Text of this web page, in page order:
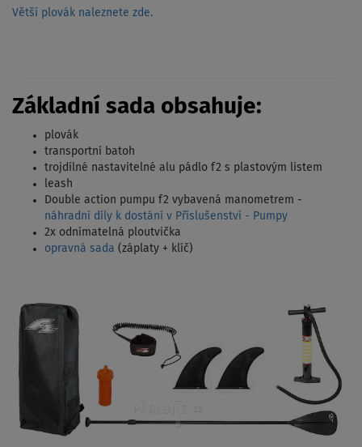
Větší plovák naleznete zde.
Základní sada obsahuje:
plovák
transportní batoh
trojdílné nastavitelné alu pádlo f2 s plastovým listem
leash
Double action pumpu f2 vybavená manometrem -
náhradní díly k dostání v Příslušenství - Pumpy
2x odnímatelná ploutvička
opravná sada (záplaty + klíč)